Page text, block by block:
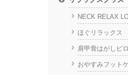
NECK RELAX
ほぐリラックス
肩甲骨はがしピ
おやすみフット